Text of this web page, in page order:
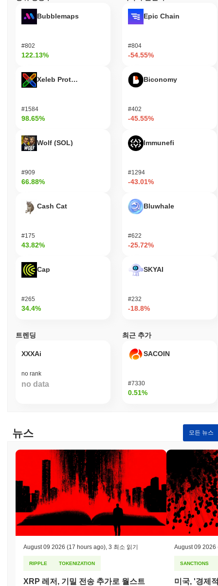
Bubblemaps
#802
122.13%
Xeleb Protocol
#1584
98.65%
Wolf (SOL)
#909
66.88%
Cash Cat
#175
43.82%
Cap
#265
34.4%
Epic Chain
#804
-54.55%
Biconomy
#402
-45.55%
Immunefi
#1294
-43.01%
Bluwhale
#622
-25.72%
SKYAI
#232
-18.8%
트렌딩
XXXAi
no rank
no data
최근 추가
SACOIN
#7330
0.51%
뉴스 모든 뉴스
August 09 2026 (17 hours ago) 3 최소 읽기
RIPPLE TOKENIZATION
XRP 레저, 기밀 전송 추가로 월스트
August 09 2026
SANCTIONS
미국, '경제